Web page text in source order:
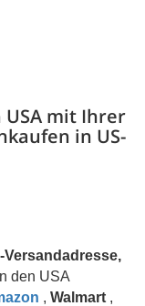
USA mit Ihrer
in US-
Versandadresse,
den USA
, Walmart ,